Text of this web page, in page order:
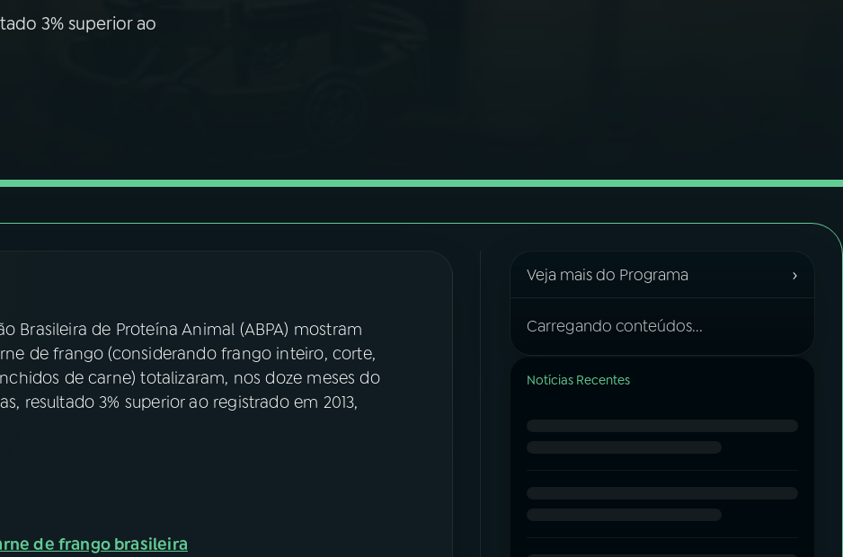
3% superior ao
Brasileira de Proteína Animal (ABPA) mostram
de frango (considerando frango inteiro, corte,
de carne) totalizaram, nos doze meses do
resultado 3% superior ao registrado em 2013,
de frango brasileira
Veja mais do Programa ›
Carregando conteúdos...
Notícias Recentes